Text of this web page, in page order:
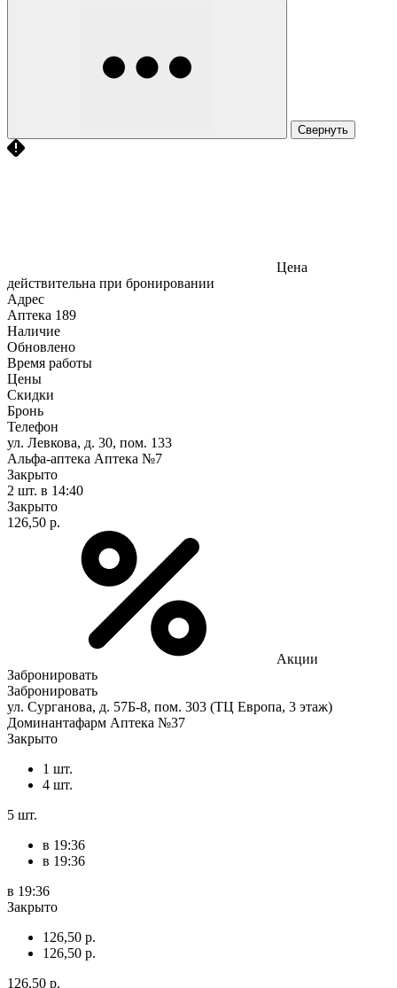
Свернуть
Цена
действительна при бронировании
Адрес
Аптека 189
Наличие
Обновлено
Время работы
Цены
Скидки
Бронь
Телефон
ул. Левкова, д. 30, пом. 133
Альфа-аптека Аптека №7
Закрыто
2 шт. в 14:40
Закрыто
126,50 р.
Акции
Забронировать
Забронировать
ул. Сурганова, д. 57Б-8, пом. 303 (ТЦ Европа, 3 этаж)
Доминантафарм Аптека №37
Закрыто
1 шт.
4 шт.
5 шт.
в 19:36
в 19:36
в 19:36
Закрыто
126,50 р.
126,50 р.
126,50 р.